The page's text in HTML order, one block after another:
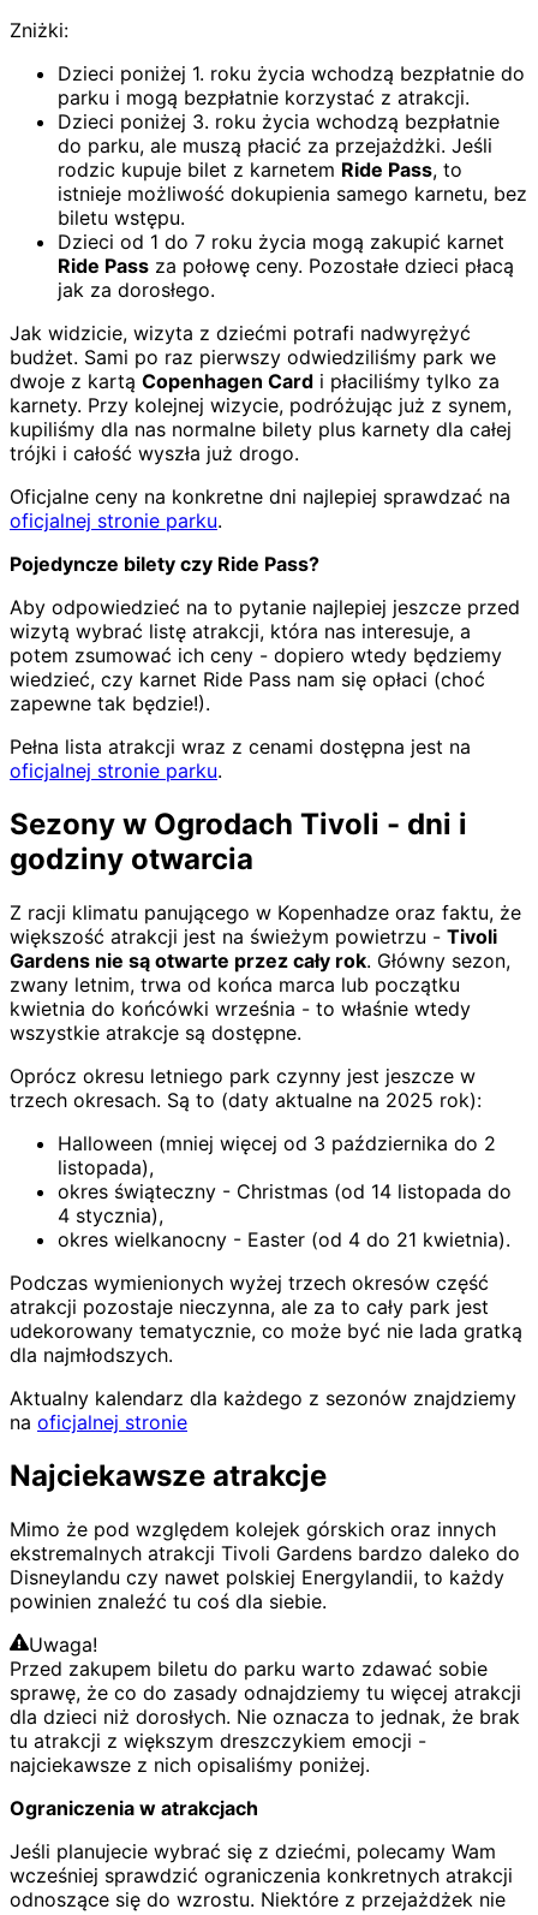
Zniżki:
Dzieci poniżej 1. roku życia wchodzą bezpłatnie do
parku i mogą bezpłatnie korzystać z atrakcji.
Dzieci poniżej 3. roku życia wchodzą bezpłatnie
do parku, ale muszą płacić za przejażdżki. Jeśli
rodzic kupuje bilet z karnetem Ride Pass, to
istnieje możliwość dokupienia samego karnetu, bez
biletu wstępu.
Dzieci od 1 do 7 roku życia mogą zakupić karnet
Ride Pass za połowę ceny. Pozostałe dzieci płacą
jak za dorosłego.
Jak widzicie, wizyta z dziećmi potrafi nadwyrężyć
budżet. Sami po raz pierwszy odwiedziliśmy park we
dwoje z kartą Copenhagen Card i płaciliśmy tylko za
karnety. Przy kolejnej wizycie, podróżując już z synem,
kupiliśmy dla nas normalne bilety plus karnety dla całej
trójki i całość wyszła już drogo.
Oficjalne ceny na konkretne dni najlepiej sprawdzać na
oficjalnej stronie parku.
Pojedyncze bilety czy Ride Pass?
Aby odpowiedzieć na to pytanie najlepiej jeszcze przed
wizytą wybrać listę atrakcji, która nas interesuje, a
potem zsumować ich ceny - dopiero wtedy będziemy
wiedzieć, czy karnet Ride Pass nam się opłaci (choć
zapewne tak będzie!).
Pełna lista atrakcji wraz z cenami dostępna jest na
oficjalnej stronie parku.
Sezony w Ogrodach Tivoli - dni i
godziny otwarcia
Z racji klimatu panującego w Kopenhadze oraz faktu, że
większość atrakcji jest na świeżym powietrzu - Tivoli
Gardens nie są otwarte przez cały rok. Główny sezon,
zwany letnim, trwa od końca marca lub początku
kwietnia do końcówki września - to właśnie wtedy
wszystkie atrakcje są dostępne.
Oprócz okresu letniego park czynny jest jeszcze w
trzech okresach. Są to (daty aktualne na 2025 rok):
Halloween (mniej więcej od 3 października do 2
listopada),
okres świąteczny - Christmas (od 14 listopada do
4 stycznia),
okres wielkanocny - Easter (od 4 do 21 kwietnia).
Podczas wymienionych wyżej trzech okresów część
atrakcji pozostaje nieczynna, ale za to cały park jest
udekorowany tematycznie, co może być nie lada gratką
dla najmłodszych.
Aktualny kalendarz dla każdego z sezonów znajdziemy
na oficjalnej stronie
Najciekawsze atrakcje
Mimo że pod względem kolejek górskich oraz innych
ekstremalnych atrakcji Tivoli Gardens bardzo daleko do
Disneylandu czy nawet polskiej Energylandii, to każdy
powinien znaleźć tu coś dla siebie.
Uwaga!
Przed zakupem biletu do parku warto zdawać sobie
sprawę, że co do zasady odnajdziemy tu więcej atrakcji
dla dzieci niż dorosłych. Nie oznacza to jednak, że brak
tu atrakcji z większym dreszczykiem emocji -
najciekawsze z nich opisaliśmy poniżej.
Ograniczenia w atrakcjach
Jeśli planujecie wybrać się z dziećmi, polecamy Wam
wcześniej sprawdzić ograniczenia konkretnych atrakcji
odnoszące się do wzrostu. Niektóre z przejażdżek nie